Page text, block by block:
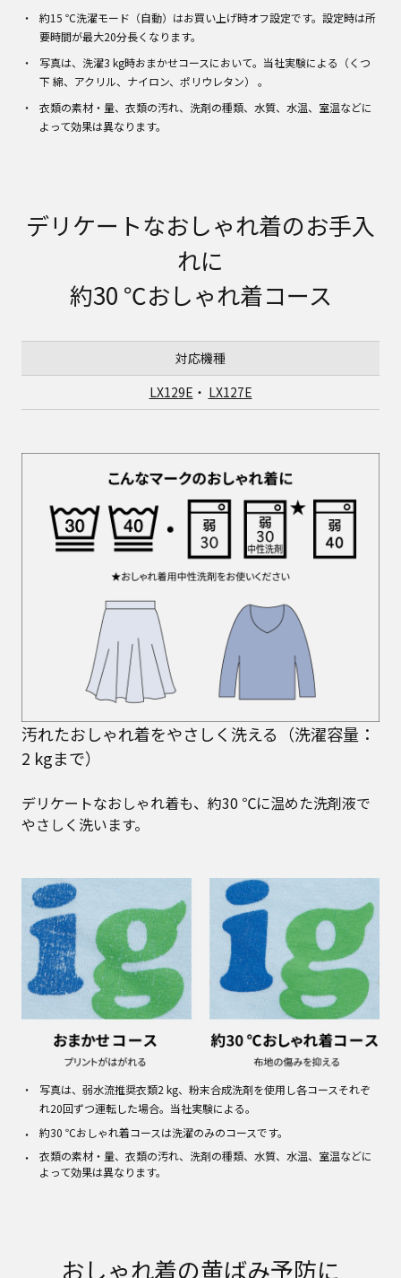
約15 ℃洗濯モード（自動）はお買い上げ時オフ設定です。設定時は所
要時間が最大20分長くなります。
写真は、洗濯3 kg時おまかせコースにおいて。当社実験による（くつ
下 綿、アクリル、ナイロン、ポリウレタン） 。
衣類の素材・量、衣類の汚れ、洗剤の種類、水質、水温、室温などに
よって効果は異なります。
デリケートなおしゃれ着のお手入
れに
約30 ℃おしゃれ着コース
対応機種
LX129E ・ LX127E
汚れたおしゃれ着をやさしく洗える（洗濯容量：
2 kgまで）
デリケートなおしゃれ着も、約30 ℃に温めた洗剤液で
やさしく洗います。
写真は、弱水流推奨衣類2 kg、粉末合成洗剤を使用し各コースそれぞ
れ20回ずつ運転した場合。当社実験による。
約30 ℃おしゃれ着コースは洗濯のみのコースです。
衣類の素材・量、衣類の汚れ、洗剤の種類、水質、水温、室温などに
よって効果は異なります。
おしゃれ着の黄ばみ予防に